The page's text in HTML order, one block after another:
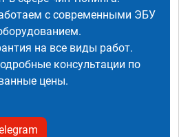
с современными ЭБУ
на все виды работ.
консультации по
цены.